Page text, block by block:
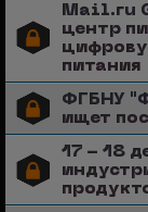
Mail.ru
центр
питания
ФГБНУ
ищет
17 - 18